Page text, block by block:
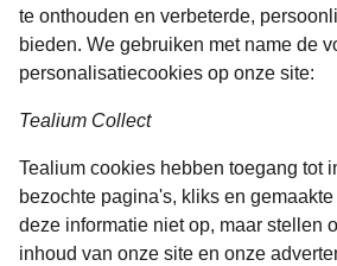
te onthouden en verbeterde,
bieden. We gebruiken met name de
personalisatiecookies op onze site:
Tealium Collect
Tealium cookies hebben toegang tot
bezochte pagina's, kliks en
deze informatie niet op, maar stellen
inhoud van onze site en onze